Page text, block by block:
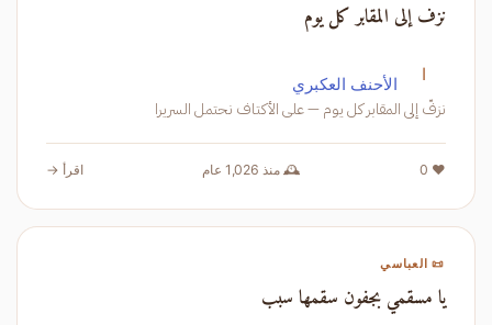
نزف إلى المقابر كل يوم
ا الأحنف العكبري
نزفّ إلى المقابر كل يوم — على الأكتاف نحتمل السريرا
❤️ 0 🕰️ منذ 1,026 عام اقرأ →
📜 العباسي
يا مسقمي بجفون سقمها سبب